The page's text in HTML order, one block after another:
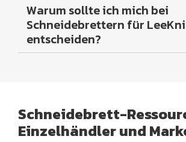
Warum sollte ich mich bei
Schneidebrettern für
entscheiden?
Schneidebrett-
Einzelhändler und